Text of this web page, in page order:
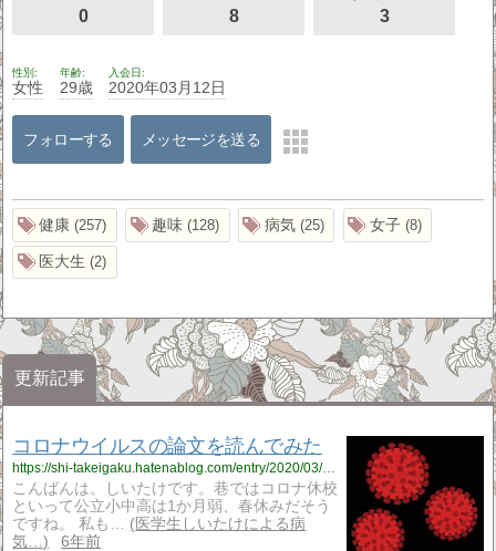
0 8 3
性別
女性
年齢
29歳
入会日
2020年03月12日
フォローする メッセージを送る
健康 257 趣味 128 病気 25 女子 8
医大生 2
更新記事
コロナウイルスの論文を読んでみた
https://shi-takeigaku.hatenablog.com/entry/2020/03/10/213106
こんばんは。しいたけです。巷ではコロナ休校
といって公立小中高は1か月弱、春休みだそう
ですね。 私も…
医学生しいたけによる病
気…
6年前